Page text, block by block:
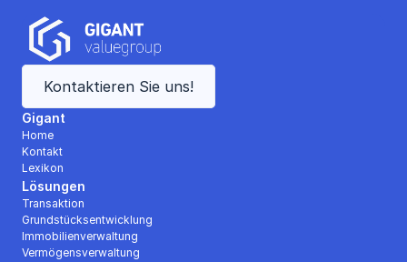
Kontaktieren Sie uns!
Gigant
Home
Kontakt
Lexikon
Lösungen
Transaktion
Grundstücksentwicklung
Immobilienverwaltung
Vermögensverwaltung